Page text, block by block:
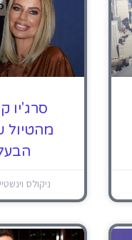
סרג'יו
ניקולס